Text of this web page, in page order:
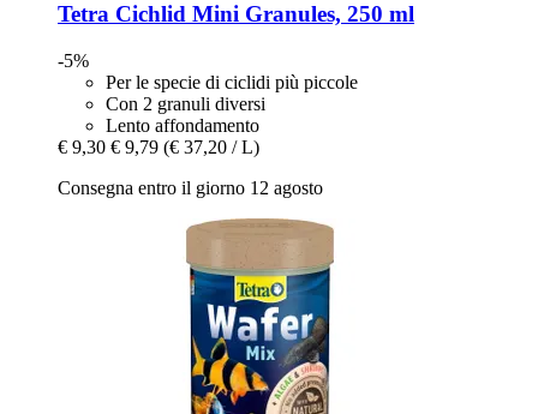
Tetra Cichlid Mini Granules, 250 ml
-5%
Per le specie di ciclidi più piccole
Con 2 granuli diversi
Lento affondamento
€ 9,30 € 9,79 (€ 37,20 / L)
Consegna entro il giorno 12 agosto